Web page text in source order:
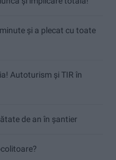
și a plecat cu toate
Autoturism și TIR în
de an în șantier